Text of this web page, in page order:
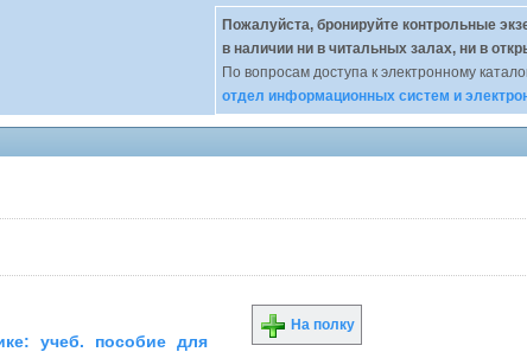
Пожалуйста, бронируйте контрольные
в наличии ни в читальных залах, ни в
По вопросам доступа к электронному
отдел информационных систем и
учеб. пособие для
На полку